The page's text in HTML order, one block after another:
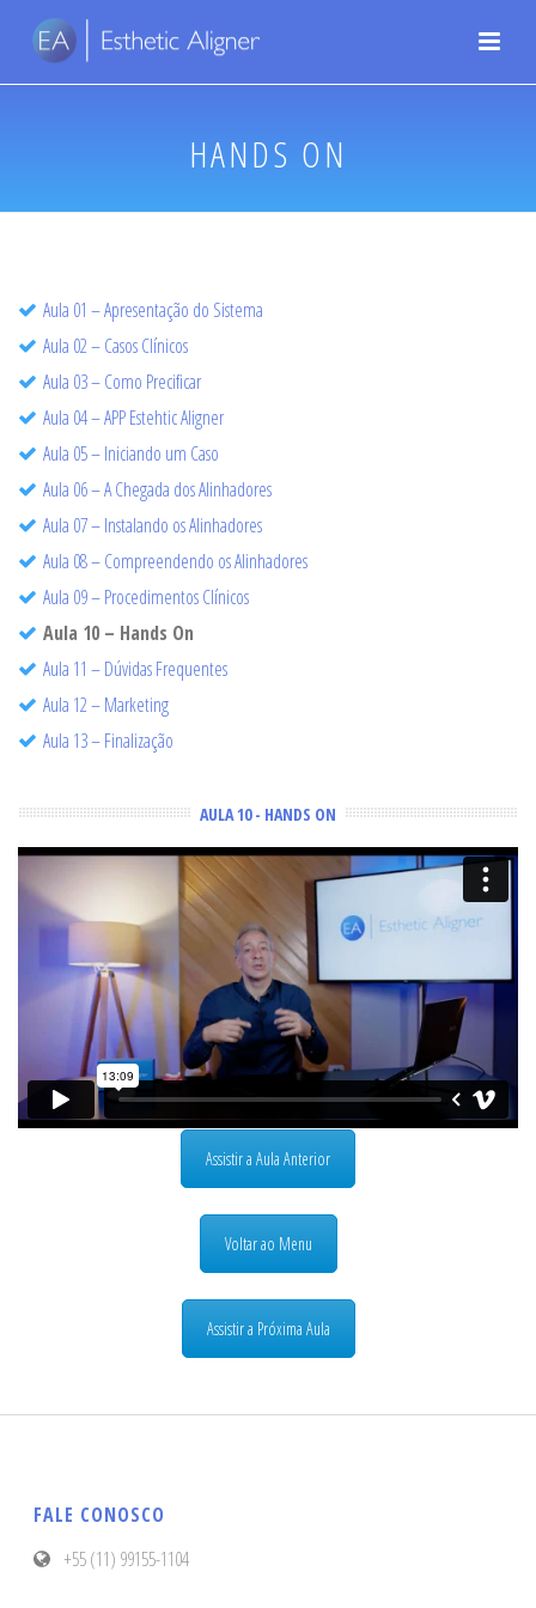
HANDS ON
Aula 01 – Apresentação do Sistema
Aula 02 – Casos Clínicos
Aula 03 – Como Precificar
Aula 04 – APP Estehtic Aligner
Aula 05 – Iniciando um Caso
Aula 06 – A Chegada dos Alinhadores
Aula 07 – Instalando os Alinhadores
Aula 08 – Compreendendo os Alinhadores
Aula 09 – Procedimentos Clínicos
Aula 10 – Hands On
Aula 11 – Dúvidas Frequentes
Aula 12 – Marketing
Aula 13 – Finalização
AULA 10 - HANDS ON
Assistir a Aula Anterior
Voltar ao Menu
Assistir a Próxima Aula
FALE CONOSCO
+55 (11) 99155-1104